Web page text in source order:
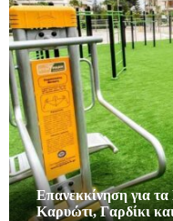
Επανεκκίνηση για
Καρυώτι, Γαρδίκι